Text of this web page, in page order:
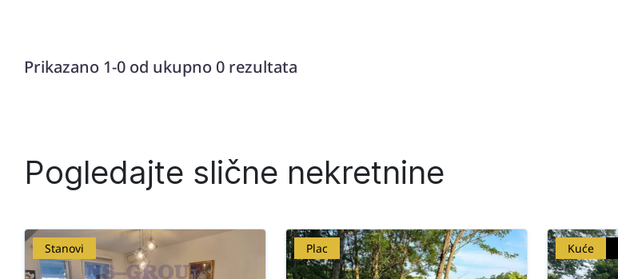
Prikazano 1-0 od ukupno 0 rezultata
Pogledajte slične nekretnine
Stanovi Plac Kuće